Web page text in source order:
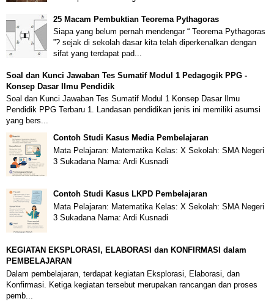
25 Macam Pembuktian Teorema Pythagoras
Siapa yang belum pernah mendengar “ Teorema Pythagoras
”? sejak di sekolah dasar kita telah diperkenalkan dengan
sifat yang terdapat pad...
Soal dan Kunci Jawaban Tes Sumatif Modul 1 Pedagogik PPG -
Konsep Dasar Ilmu Pendidik
Soal dan Kunci Jawaban Tes Sumatif Modul 1 Konsep Dasar Ilmu
Pendidik PPG Terbaru 1. Landasan pendidikan jenis ini memiliki asumsi
yang bers...
Contoh Studi Kasus Media Pembelajaran
Mata Pelajaran: Matematika Kelas: X Sekolah: SMA Negeri
3 Sukadana Nama: Ardi Kusnadi
Contoh Studi Kasus LKPD Pembelajaran
Mata Pelajaran: Matematika Kelas: X Sekolah: SMA Negeri
3 Sukadana Nama: Ardi Kusnadi
KEGIATAN EKSPLORASI, ELABORASI dan KONFIRMASI dalam
PEMBELAJARAN
Dalam pembelajaran, terdapat kegiatan Eksplorasi, Elaborasi, dan
Konfirmasi. Ketiga kegiatan tersebut merupakan rancangan dan proses
pemb...